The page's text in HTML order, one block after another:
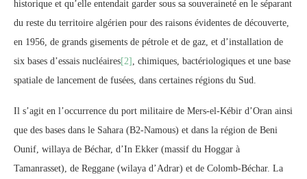
historique et qu’elle entendait garder sous sa souveraineté en le séparant
du reste du territoire algérien pour des raisons évidentes de découverte,
en 1956, de grands gisements de pétrole et de gaz, et d’installation de
six bases d’essais nucléaires[2] , chimiques, bactériologiques et une base
spatiale de lancement de fusées, dans certaines régions du Sud.
Il s’agit en l’occurrence du port militaire de Mers-el-Kébir d’Oran ainsi
que des bases dans le Sahara (B2-Namous) et dans la région de Beni
Ounif, willaya de Béchar, d’In Ekker (massif du Hoggar à
Tamanrasset), de Reggane (wilaya d’Adrar) et de Colomb-Béchar. La